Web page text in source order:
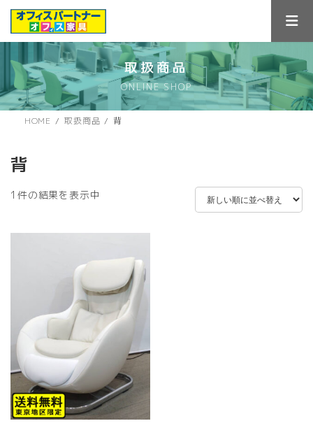
ス
キ
ン
に
取扱商品
ONLINE SHOP
HOME 取扱商品 背
背
1件の結果を表示中